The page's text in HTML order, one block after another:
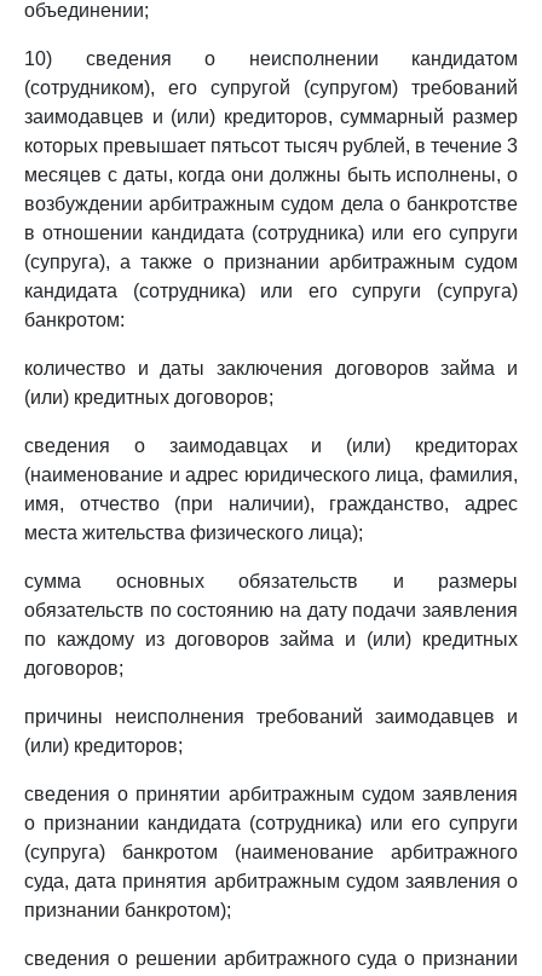
объединении;
10) сведения о неисполнении кандидатом
(сотрудником), его супругой (супругом) требований
заимодавцев и (или) кредиторов, суммарный размер
которых превышает пятьсот тысяч рублей, в течение 3
месяцев с даты, когда они должны быть исполнены, о
возбуждении арбитражным судом дела о банкротстве
в отношении кандидата (сотрудника) или его супруги
(супруга), а также о признании арбитражным судом
кандидата (сотрудника) или его супруги (супруга)
банкротом:
количество и даты заключения договоров займа и
(или) кредитных договоров;
сведения о заимодавцах и (или) кредиторах
(наименование и адрес юридического лица, фамилия,
имя, отчество (при наличии), гражданство, адрес
места жительства физического лица);
сумма основных обязательств и размеры
обязательств по состоянию на дату подачи заявления
по каждому из договоров займа и (или) кредитных
договоров;
причины неисполнения требований заимодавцев и
(или) кредиторов;
сведения о принятии арбитражным судом заявления
о признании кандидата (сотрудника) или его супруги
(супруга) банкротом (наименование арбитражного
суда, дата принятия арбитражным судом заявления о
признании банкротом);
сведения о решении арбитражного суда о признании